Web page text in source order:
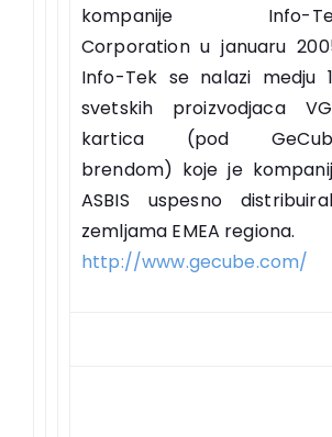
kompanije Info-
Corporation u januaru
Info-Tek se nalazi medju
svetskih proizvodjaca
kartica (pod
brendom) koje je
ASBIS uspesno
zemljama EMEA regiona.
http://www.gecube.com/